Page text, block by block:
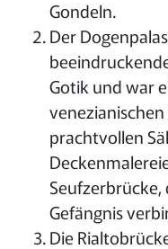
Gondeln.
Der
Gotik und war
venezianischen
prachtvollen
Seufzerbrücke,
Gefängnis
Die